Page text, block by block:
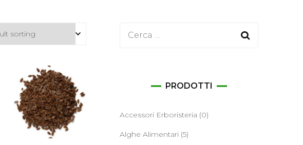
Ricerca
PRODOTTI
Accessori Erboristeria (0)
Alghe Alimentari (5)